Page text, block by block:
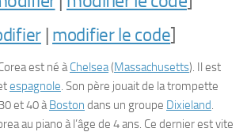
| modifier le code]
est né àChelsea(Massachusetts). Il est
espagnole. Son père jouait de la trompette
et 40 àBoston dans un groupe Dixieland.
au piano à l’âge de 4 ans. Ce dernier est vite